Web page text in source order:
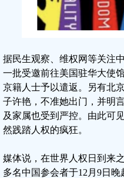
据民生观察、维权网等关注
一批受邀前往美国驻华大使
京籍人士予以遣返。另有北
子许艳，不准她出门，并明
及家属也受到严控。由此可
然践踏人权的疯狂。
媒体说，在世界人权日到来
多名中国参会者于12月9日